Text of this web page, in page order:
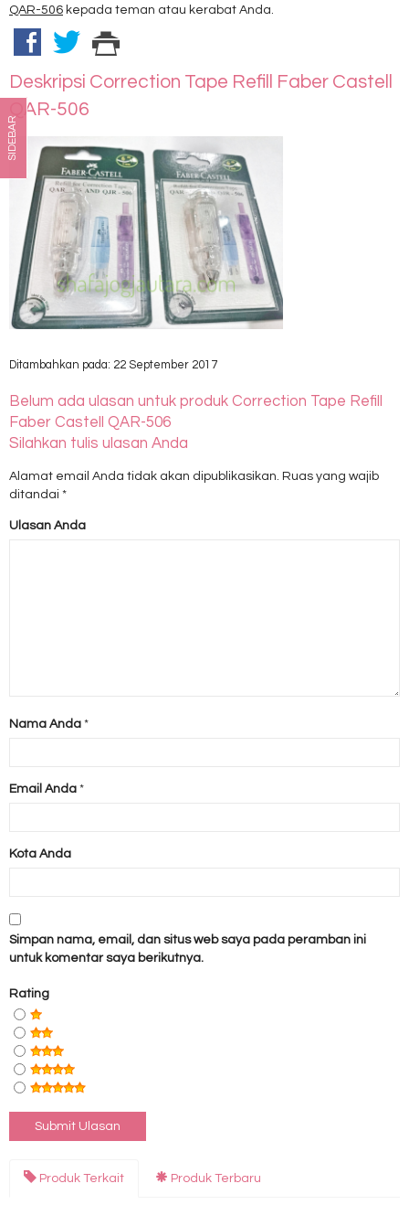
QAR-506 kepada teman atau kerabat Anda.
Deskripsi Correction Tape Refill Faber Castell
QAR-506
Ditambahkan pada: 22 September 2017
Belum ada ulasan untuk produk Correction Tape Refill
Faber Castell QAR-506
Silahkan tulis ulasan Anda
Alamat email Anda tidak akan dipublikasikan. Ruas yang wajib
ditandai *
Ulasan Anda
Nama Anda *
Email Anda *
Kota Anda
Simpan nama, email, dan situs web saya pada peramban ini
untuk komentar saya berikutnya.
Rating
Produk Terkait Produk Terbaru
SIDEBAR